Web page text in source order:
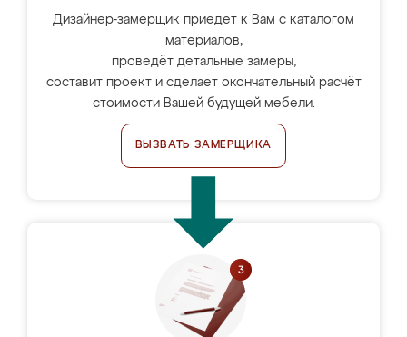
Дизайнер-замерщик приедет к Вам с каталогом
материалов,
проведёт детальные замеры,
составит проект и сделает окончательный расчёт
стоимости Вашей будущей мебели.
ВЫЗВАТЬ ЗАМЕРЩИКА